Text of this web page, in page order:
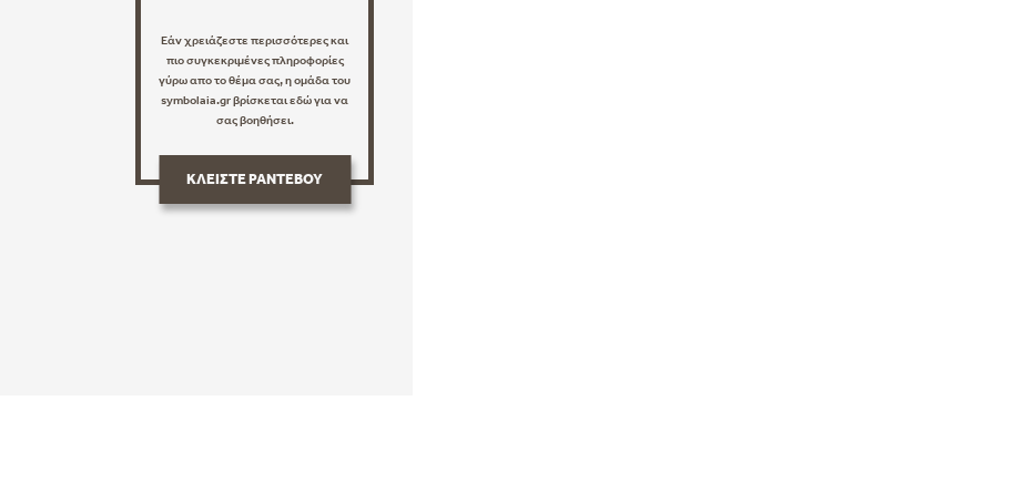
Εάν χρειάζεστε περισσότερες και
πιο συγκεκριμένες πληροφορίες
γύρω απο το θέμα σας, η ομάδα του
symbolaia.gr βρίσκεται εδώ για να
σας βοηθήσει.
ΚΛΕΙΣΤΕ ΡΑΝΤΕΒΟΥ